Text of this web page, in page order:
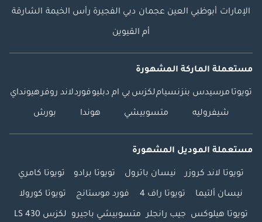
الإمارات أبوظبي العين عجمان دبي الفجيرة رأس الخيمة الشارقة
أم القيوين
مستعملة الماركة المشهورة
تويوتا مرسيدس بنزنسياملكزس بي ام دبليوفوردلاند روفرهيونداي
شيفروليه متسوبيشي هوندا بورش
مستعملة الموديل المشهورة
تويوتا لاند كروزر نيسان باترول تويوتا برادو تويوتا كامري
نيسان ألتيما تويوتا راف 4 فورد موستانج تويوتا كورولا
تويوتا هيلوكس جيب رانجلر متسوبيشي باجيرو لكزس LS 430